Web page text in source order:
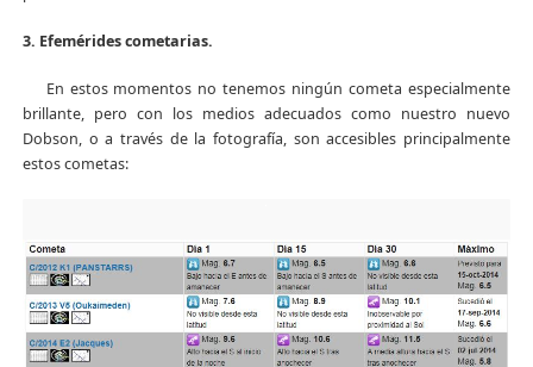
3. Efemérides cometarias.
En estos momentos no tenemos ningún cometa especialmente
brillante, pero con los medios adecuados como nuestro nuevo
Dobson, o a través de la fotografía, son accesibles principalmente
estos cometas: